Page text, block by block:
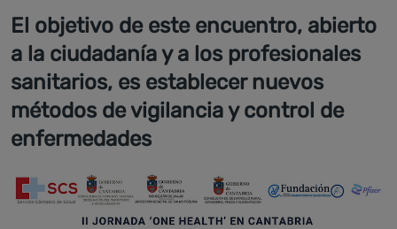
El objetivo de este encuentro, abierto
a la ciudadanía y a los profesionales
sanitarios, es establecer nuevos
métodos de vigilancia y control de
enfermedades